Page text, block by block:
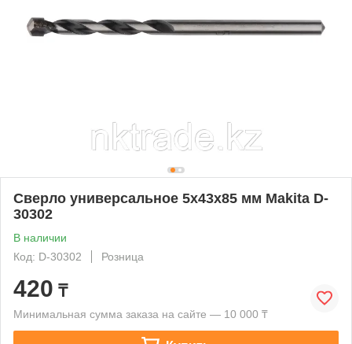
Сверло универсальное 5х43x85 мм Makita D-
30302
В наличии
Код: D-30302
Розница
420 ₸
Минимальная сумма заказа на сайте — 10 000 ₸